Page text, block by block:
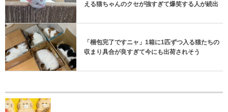
える猫ちゃんのクセが強すぎて爆笑する人が続出
「梱包完了ですニャ」1箱に1匹ずつ入る猫たちの
収まり具合が良すぎて今にも出荷されそう